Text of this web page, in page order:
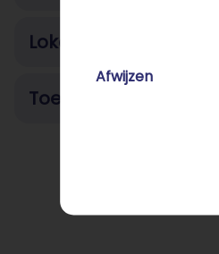
Afwijzen
Lokale initiatieven en
Toerisme, horeca en